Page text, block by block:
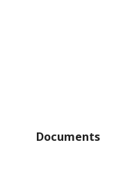
Documents